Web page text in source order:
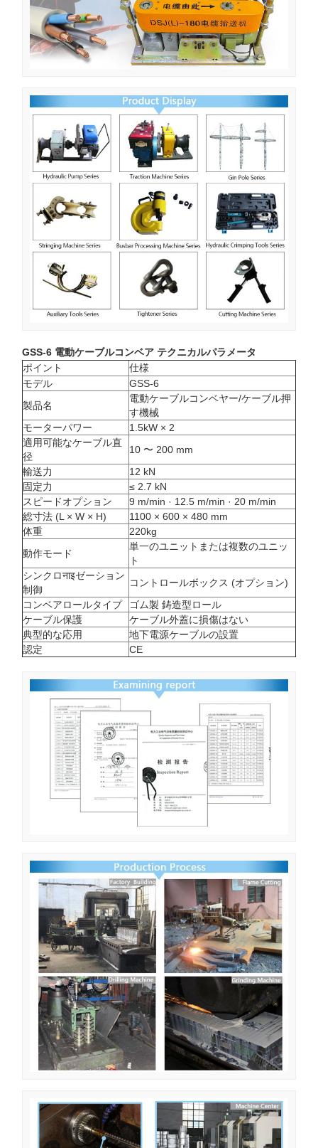
GSS-6 電動ケーブルコンベア テクニカルパラメータ
ポイント
仕様
モデル
GSS-6
製品名
電動ケーブルコンベヤー/ケーブル押
す機械
モーターパワー
1.5kW × 2
適用可能なケーブル直
径
10 〜 200 mm
輸送力
12 kN
固定力
≤ 2.7 kN
スピードオプション
9 m/min · 12.5 m/min · 20 m/min
総寸法 (L × W × H)
1100 × 600 × 480 mm
体重
220kg
動作モード
単一のユニットまたは複数のユニッ
ト
シンクロनाइゼーション
制御
コントロールボックス (オプション)
コンベアロールタイプ
ゴム製 鋳造型ロール
ケーブル保護
ケーブル外蓋に損傷はない
典型的な応用
地下電源ケーブルの設置
認定
CE